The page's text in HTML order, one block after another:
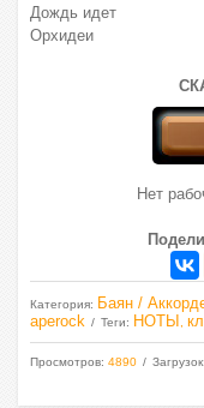
Дождь идет
Орхидеи
Нет
Категория: Баян /
aperock Теги: НОТЫ
Просмотров: 4890 Загрузок: